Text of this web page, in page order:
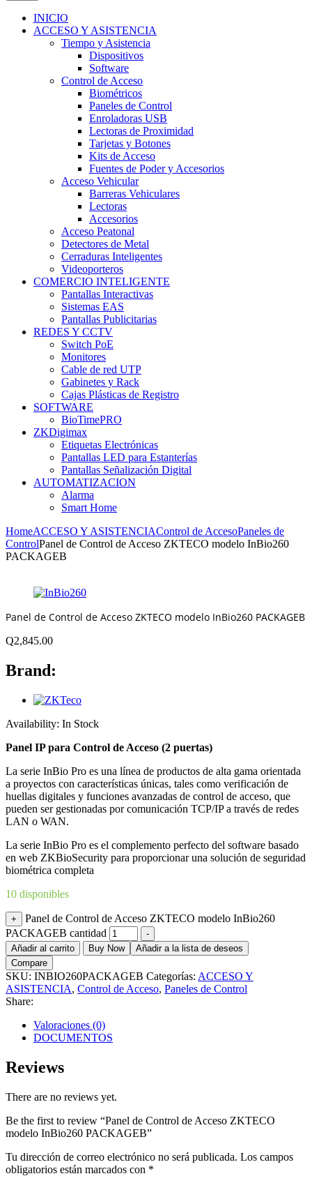
INICIO
ACCESO Y ASISTENCIA
Tiempo y Asistencia
Dispositivos
Software
Control de Acceso
Biométricos
Paneles de Control
Enroladoras USB
Lectoras de Proximidad
Tarjetas y Botones
Kits de Acceso
Fuentes de Poder y Accesorios
Acceso Vehicular
Barreras Vehiculares
Lectoras
Accesorios
Acceso Peatonal
Detectores de Metal
Cerraduras Inteligentes
Videoporteros
COMERCIO INTELIGENTE
Pantallas Interactivas
Sistemas EAS
Pantallas Publicitarias
REDES Y CCTV
Switch PoE
Monitores
Cable de red UTP
Gabinetes y Rack
Cajas Plásticas de Registro
SOFTWARE
BioTimePRO
ZKDigimax
Etiquetas Electrónicas
Pantallas LED para Estanterías
Pantallas Señalización Digital
AUTOMATIZACION
Alarma
Smart Home
HomeACCESO Y ASISTENCIAControl de AccesoPaneles de
ControlPanel de Control de Acceso ZKTECO modelo InBio260
PACKAGEB
Panel de Control de Acceso ZKTECO modelo InBio260 PACKAGEB
Q2,845.00
Brand:
Availability: In Stock
Panel IP para Control de Acceso (2 puertas)
La serie InBio Pro es una línea de productos de alta gama orientada
a proyectos con características únicas, tales como verificación de
huellas digitales y funciones avanzadas de control de acceso, que
pueden ser gestionadas por comunicación TCP/IP a través de redes
LAN o WAN.
La serie InBio Pro es el complemento perfecto del software basado
en web ZKBioSecurity para proporcionar una solución de seguridad
biométrica completa
10 disponibles
+
Panel de Control de Acceso ZKTECO modelo InBio260
PACKAGEB cantidad
-
Añadir al carrito
Buy Now
Añadir a la lista de deseos
Compare
SKU: INBIO260PACKAGEB Categorías: ACCESO Y
ASISTENCIA, Control de Acceso, Paneles de Control
Share:
Valoraciones (0)
DOCUMENTOS
Reviews
There are no reviews yet.
Be the first to review “Panel de Control de Acceso ZKTECO
modelo InBio260 PACKAGEB”
Tu dirección de correo electrónico no será publicada. Los campos
obligatorios están marcados con *